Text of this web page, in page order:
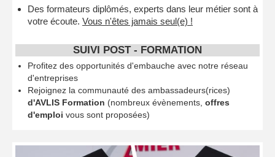
Des formateurs diplômés, experts dans leur métier sont à
votre écoute. Vous n'êtes jamais seul(e) !
SUIVI POST - FORMATION
Profitez des opportunités d'embauche avec notre réseau
d'entreprises
Rejoignez la communauté des ambassadeurs(rices)
d'AVLIS Formation (nombreux évènements, offres
d'emploi vous sont proposées)